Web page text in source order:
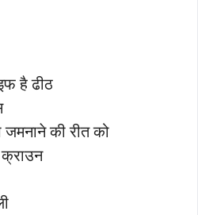
है ढीठ
की रीत को